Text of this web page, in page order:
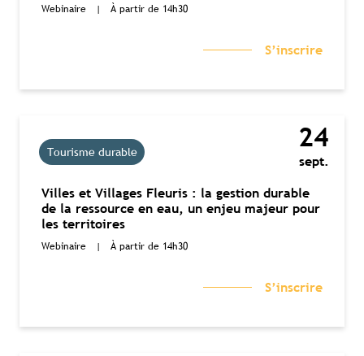
Webinaire | À partir de 14h30
S’inscrire
Tourisme durable
24
sept.
Villes et Villages Fleuris : la gestion durable
de la ressource en eau, un enjeu majeur pour
les territoires
Webinaire | À partir de 14h30
S’inscrire